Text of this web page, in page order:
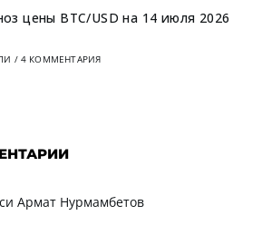
цены BTC/USD на 14 июля 2026
/ 4 КОММЕНТАРИЯ
Армат Нурмамбетов